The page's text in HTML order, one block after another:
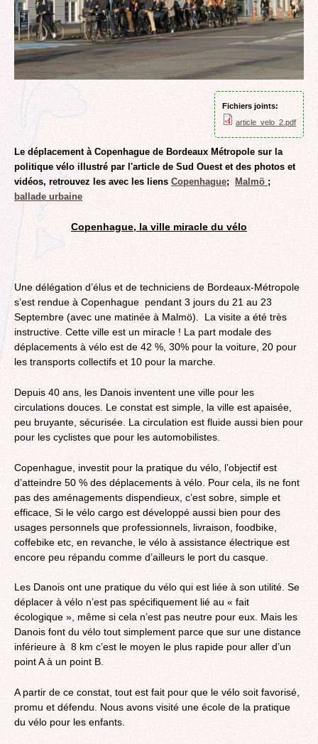
Fichiers joints:
article_velo_2.pdf
Le déplacement à Copenhague de Bordeaux Métropole sur la
politique vélo illustré par l'article de Sud Ouest et des photos et
vidéos, retrouvez les avec les liens Copenhague; Malmö ;
ballade urbaine
Copenhague, la ville miracle du vélo
Une délégation d’élus et de techniciens de Bordeaux-Métropole
s’est rendue à Copenhague pendant 3 jours du 21 au 23
Septembre (avec une matinée à Malmö). La visite a été très
instructive. Cette ville est un miracle ! La part modale des
déplacements à vélo est de 42 %, 30% pour la voiture, 20 pour
les transports collectifs et 10 pour la marche.
Depuis 40 ans, les Danois inventent une ville pour les
circulations douces. Le constat est simple, la ville est apaisée,
peu bruyante, sécurisée. La circulation est fluide aussi bien pour
pour les cyclistes que pour les automobilistes.
Copenhague, investit pour la pratique du vélo, l’objectif est
d’atteindre 50 % des déplacements à vélo. Pour cela, ils ne font
pas des aménagements dispendieux, c’est sobre, simple et
efficace, Si le vélo cargo est développé aussi bien pour des
usages personnels que professionnels, livraison, foodbike,
coffebike etc, en revanche, le vélo à assistance électrique est
encore peu répandu comme d’ailleurs le port du casque.
Les Danois ont une pratique du vélo qui est liée à son utilité. Se
déplacer à vélo n’est pas spécifiquement lié au « fait
écologique », même si cela n’est pas neutre pour eux. Mais les
Danois font du vélo tout simplement parce que sur une distance
inférieure à 8 km c’est le moyen le plus rapide pour aller d’un
point A à un point B.
A partir de ce constat, tout est fait pour que le vélo soit favorisé,
promu et défendu. Nous avons visité une école de la pratique
du vélo pour les enfants.